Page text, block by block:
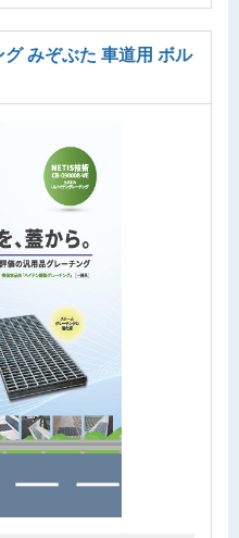
グ みぞぶた 車道用 ボル